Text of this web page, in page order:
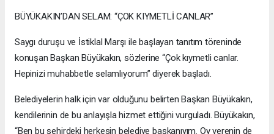
BÜYÜKAKIN’DAN SELAM: “ÇOK KIYMETLİ CANLAR”
Saygı duruşu ve İstiklal Marşı ile başlayan tanıtım töreninde
konuşan Başkan Büyükakın, sözlerine “Çok kıymetli canlar.
Hepinizi muhabbetle selamlıyorum” diyerek başladı.
Belediyelerin halk için var olduğunu belirten Başkan Büyükakın,
kendilerinin de bu anlayışla hizmet ettiğini vurguladı. Büyükakın,
“Ben bu şehirdeki herkesin belediye başkanıyım. Oy verenin de